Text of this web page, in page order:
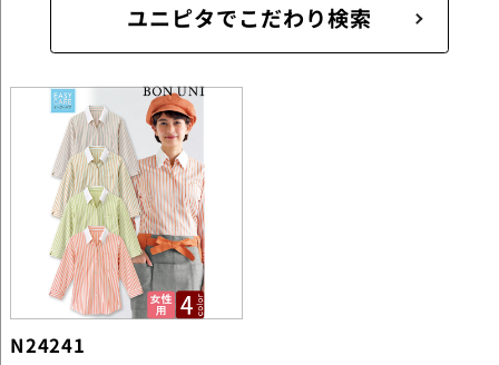
ユニピタでこだわり検索
N24241